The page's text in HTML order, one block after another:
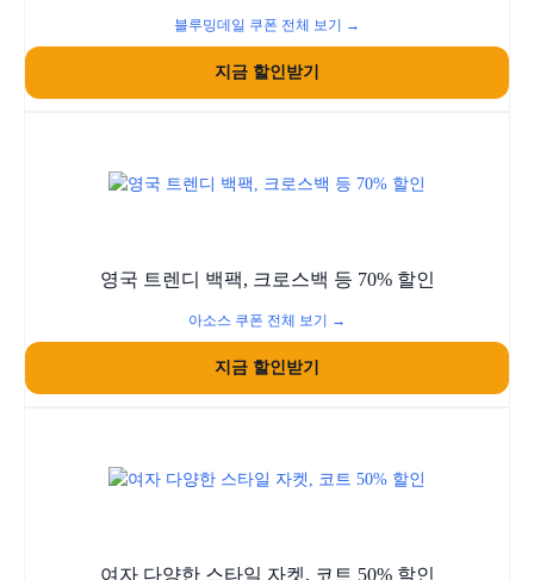
블루밍데일 쿠폰 전체 보기 →
지금 할인받기
영국 트렌디 백팩, 크로스백 등 70% 할인
아소스 쿠폰 전체 보기 →
지금 할인받기
여자 다양한 스타일 자켓, 코트 50% 할인